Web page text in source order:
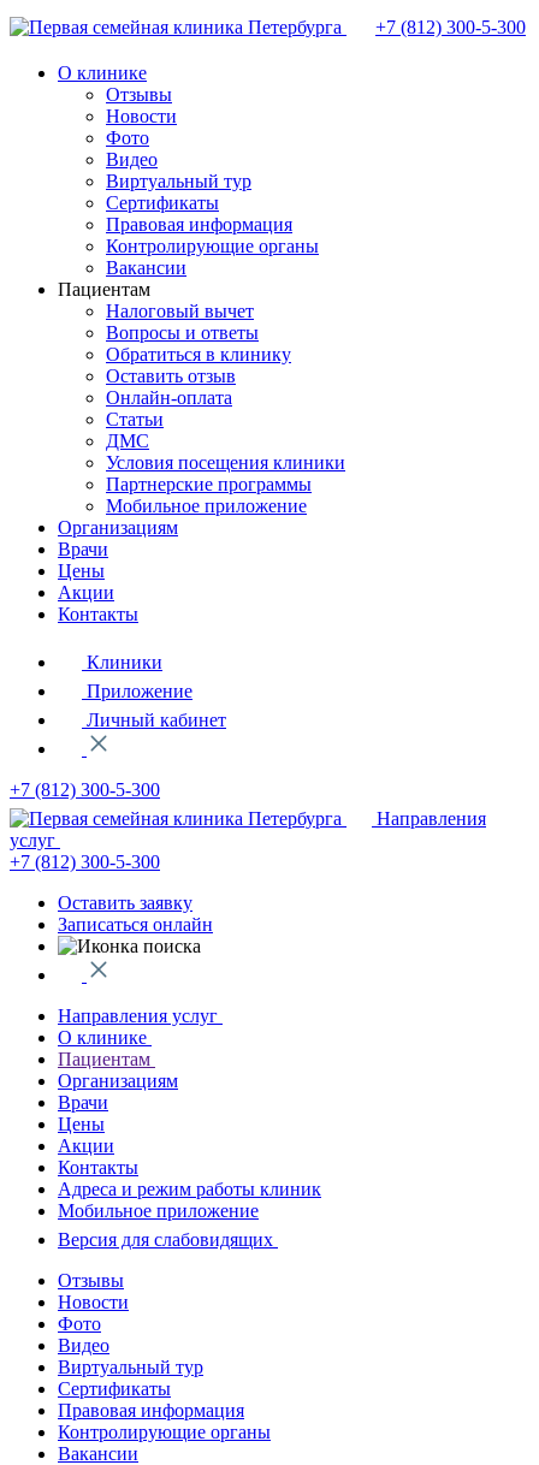
+7 (812) 300-5-300
О клинике
Отзывы
Новости
Фото
Видео
Виртуальный тур
Сертификаты
Правовая информация
Контролирующие органы
Вакансии
Пациентам
Налоговый вычет
Вопросы и ответы
Обратиться в клинику
Оставить отзыв
Онлайн-оплата
Статьи
ДМС
Условия посещения клиники
Партнерские программы
Мобильное приложение
Организациям
Врачи
Цены
Акции
Контакты
Клиники
Приложение
Личный кабинет
+7 (812) 300-5-300
Направления
услуг
+7 (812) 300-5-300
Оставить заявку
Записаться онлайн
Направления услуг
О клинике
Пациентам
Организациям
Врачи
Цены
Акции
Контакты
Адреса и режим работы клиник
Мобильное приложение
Версия для слабовидящих
Отзывы
Новости
Фото
Видео
Виртуальный тур
Сертификаты
Правовая информация
Контролирующие органы
Вакансии